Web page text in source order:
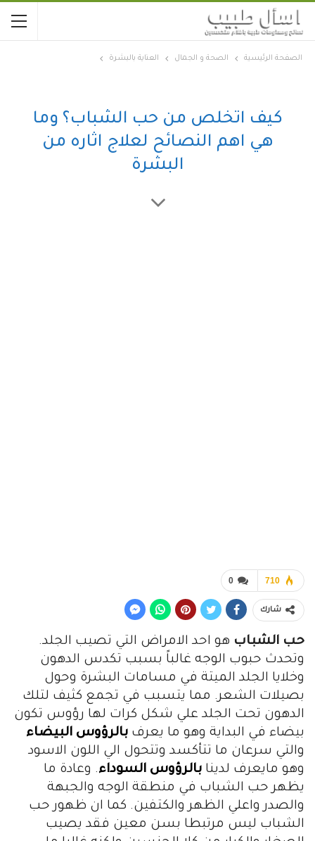
الصفحة الرئيسية الصحة و الجمال العناية بالبشرة
كيف اتخلص من حب الشباب؟ وما
هي اهم النصائح لعلاج اثاره من
البشرة
0 710
شارك
حب الشباب هو احد الامراض التي تصيب الجلد.
وتحدث حبوب الوجه غالباً بسبب تكدس الدهون
وخلايا الجلد الميتة في مسامات البشرة وحول
بصيلات الشعر. مما يتسبب في تجمع كثيف لتلك
الدهون تحت الجلد علي شكل كرات لها رؤوس تكون
بيضاء في البداية وهو ما يعرف بالرؤوس البيضاء
والتي سرعان ما تتأكسد وتتحول الي اللون الاسود
وهو مايعرف لدينا بالرؤوس السوداء. وعادة ما
يظهر حب الشباب في منطقة الوجه والجبهة
والصدر واعلي الظهر والكتفين. كما ان ظهور حب
الشباب ليس مرتبطا بسن معين فقد يصيب